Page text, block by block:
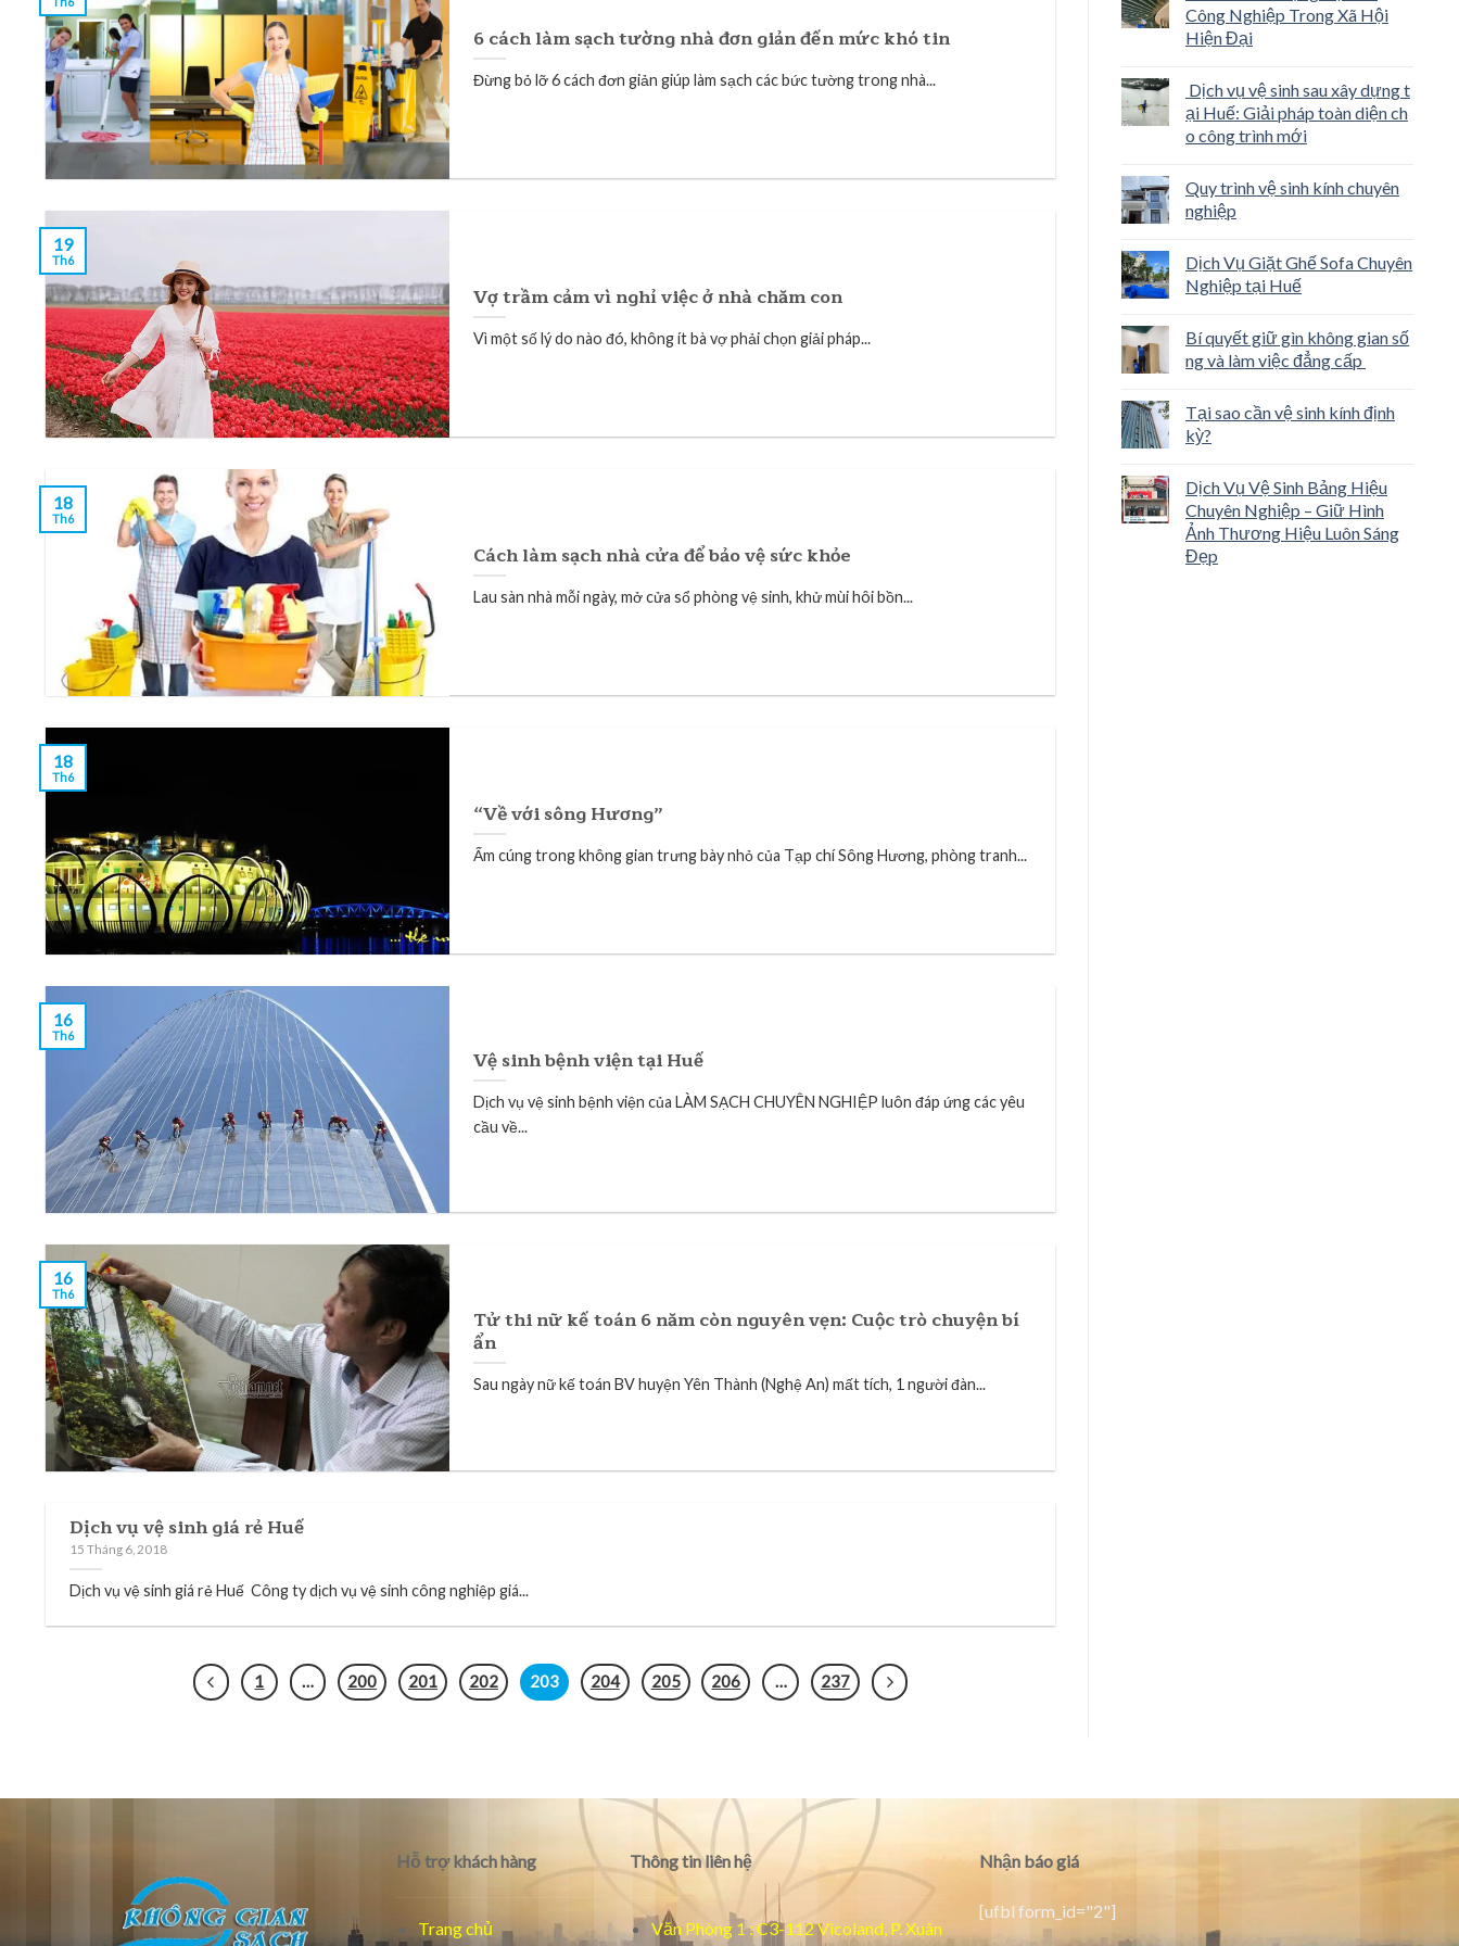
6 cách làm sạch tường nhà đơn giản đến mức khó tin
Đừng bỏ lỡ 6 cách đơn giản giúp làm sạch các bức tường trong nhà...
Vợ trầm cảm vì nghỉ việc ở nhà chăm con
Vì một số lý do nào đó, không ít bà vợ phải chọn giải pháp...
19
Th6
Cách làm sạch nhà cửa để bảo vệ sức khỏe
Lau sàn nhà mỗi ngày, mở cửa sổ phòng vệ sinh, khử mùi hôi bồn...
18
Th6
“Về với sông Hương”
Ấm cúng trong không gian trưng bày nhỏ của Tạp chí Sông Hương, phòng tranh...
18
Th6
Vệ sinh bệnh viện tại Huế
Dịch vụ vệ sinh bệnh viện của LÀM SẠCH CHUYÊN NGHIỆP luôn đáp ứng các yêu
cầu về...
16
Th6
Tử thi nữ kế toán 6 năm còn nguyên vẹn: Cuộc trò chuyện bí
ẩn
Sau ngày nữ kế toán BV huyện Yên Thành (Nghệ An) mất tích, 1 người đàn...
16
Th6
Dịch vụ vệ sinh giá rẻ Huế
15 Tháng 6, 2018
Dịch vụ vệ sinh giá rẻ Huế Công ty dịch vụ vệ sinh công nghiệp giá...
1 … 200 201 202 203 204 205 206 … 237
Công Nghiệp Trong Xã Hội
Hiện Đại
Dịch vụ vệ sinh sau xây dựng t
ại Huế: Giải pháp toàn diện ch
o công trình mới
Quy trình vệ sinh kính chuyên
nghiệp
Dịch Vụ Giặt Ghế Sofa Chuyên
Nghiệp tại Huế
Bí quyết giữ gìn không gian số
ng và làm việc đẳng cấp
Tại sao cần vệ sinh kính định
kỳ?
Dịch Vụ Vệ Sinh Bảng Hiệu
Chuyên Nghiệp – Giữ Hình
Ảnh Thương Hiệu Luôn Sáng
Đẹp
Hỗ trợ khách hàng
Trang chủ
Thông tin liên hệ
Văn Phòng 1 : C3-112 Vicoland, P. Xuân
Nhận báo giá
[ufbl form_id="2"]